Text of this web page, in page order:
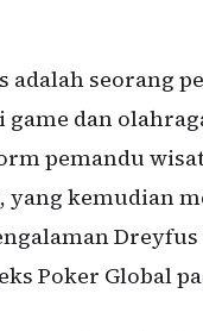
adalah seorang
dan
pemandu
kemudian
Poker Global